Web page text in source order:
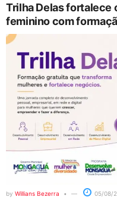
Trilha Delas fortalece
feminino com
by Willians Bezerra 05/08/